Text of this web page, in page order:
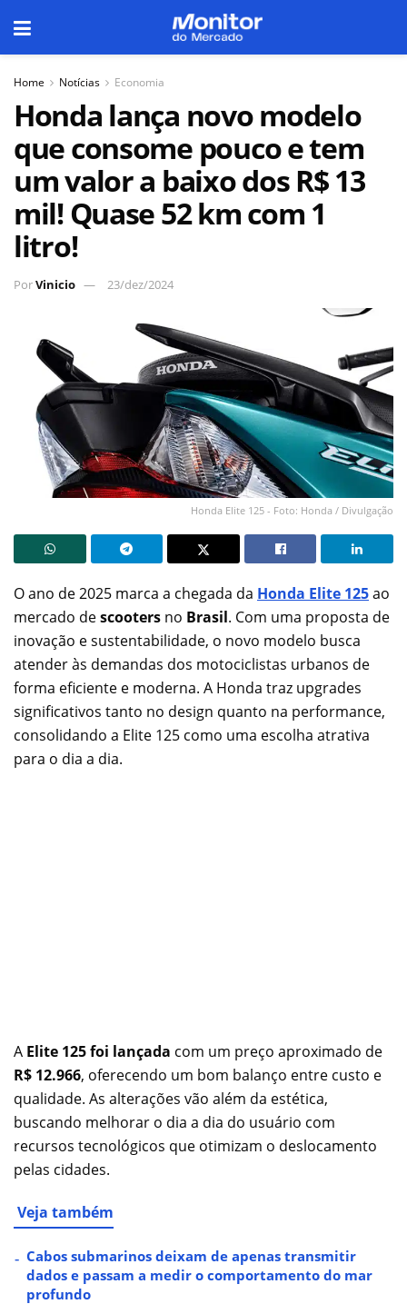
Home Notícias Economia
Honda lança novo modelo
que consome pouco e tem
um valor a baixo dos R$ 13
mil! Quase 52 km com 1
litro!
PorVinicio 23/dez/2024
Honda Elite 125 - Foto: Honda / Divulgação
O ano de 2025 marca a chegada da Honda Elite 125ao
mercado descooters no Brasil. Com uma proposta de
inovação e sustentabilidade, o novo modelo busca
atender às demandas dos motociclistas urbanos de
forma eficiente e moderna. A Honda traz upgrades
significativos tanto no design quanto na performance,
consolidando a Elite 125 como uma escolha atrativa
para o dia a dia.
A Elite 125 foi lançada com um preço aproximado de
R$ 12.966, oferecendo um bom balanço entre custo e
qualidade. As alterações vão além da estética,
buscando melhorar o dia a dia do usuário com
recursos tecnológicos que otimizam o deslocamento
pelas cidades.
Veja também
Cabos submarinos deixam de apenas transmitir
dados e passam a medir o comportamento do mar
profundo